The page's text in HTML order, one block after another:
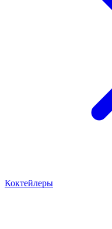
Коктейлеры